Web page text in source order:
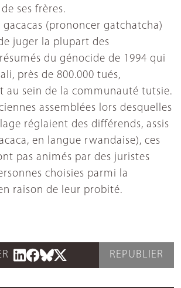
ses frères.
(prononcer gatchatcha)
juger la plupart des
du génocide de 1994 qui
près de 800.000 tués,
au sein de la communauté tutsie.
assemblées lors desquelles
réglaient des différends, assis
en langue rwandaise), ces
pas animés par des juristes
choisies parmi la
raison de leur probité.
REPUBLIER